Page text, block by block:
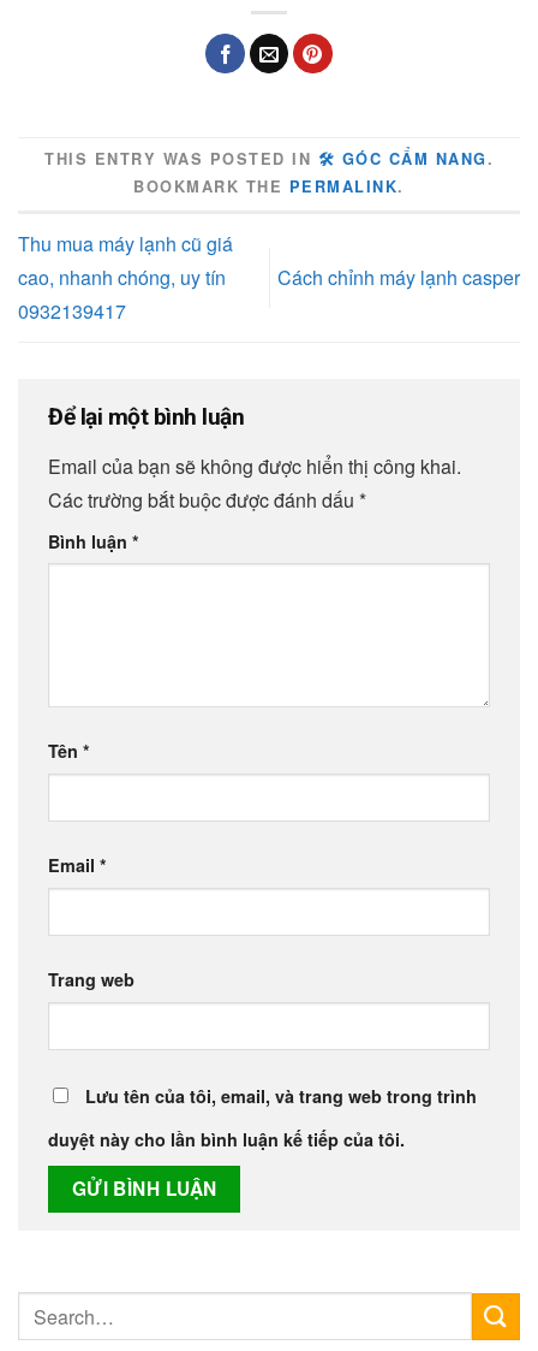
THIS ENTRY WAS POSTED IN 🛠️ GÓC CẨM NANG .
BOOKMARK THE PERMALINK.
Thu mua máy lạnh cũ giá
cao, nhanh chóng, uy tín
0932139417
Cách chỉnh máy lạnh casper
Để lại một bình luận
Email của bạn sẽ không được hiển thị công khai.
Các trường bắt buộc được đánh dấu *
Bình luận *
Tên *
Email *
Trang web
Lưu tên của tôi, email, và trang web trong trình
duyệt này cho lần bình luận kế tiếp của tôi.